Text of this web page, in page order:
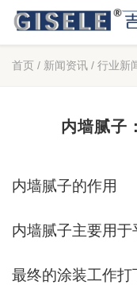
首页 / 新闻资讯 / 行业新
内墙腻子
内墙腻子的作用
内墙腻子主要用
最终的涂装工作